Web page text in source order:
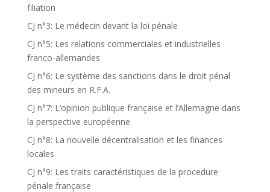
filiation
CJ n°3: Le médecin devant la loi pénale
CJ n°5: Les relations commerciales et industrielles
franco-allemandes
CJ n°6: Le système des sanctions dans le droit pénal
des mineurs en R.F.A.
CJ n°7: L’opinion publique française et l’Allemagne dans
la perspective européenne
CJ n°8: La nouvelle décentralisation et les finances
locales
CJ n°9: Les traits caractéristiques de la procedure
pénale française